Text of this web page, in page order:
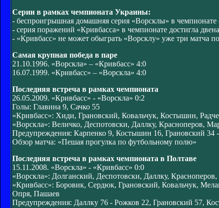
Серии в рамках чемпионата Украины:
- беспроигрышная домашняя серия «Ворсклы» в чемпионате
- серия поражений «Кривбасса» в чемпионате достигла
- «Кривбасс» не может обыграть «Ворсклу» уже три матча
Самая крупная победа в паре
21.10.1996. «Ворскла» – «Кривбасс» 4:0
16.07.1999. «Кривбасс» – «Ворскла» 4:0
Последняя встреча в рамках чемпионата
26.05.2009. «Кривбасс» - «Ворскла» 0:2
Голы: Главина 9, Сачко 55
«Кривбасс»: Хиди, Грановский, Ковальчук, Костышин,
«Ворскла»: Величко, Деспотовски, Даллку, Красноперов,
Предупреждения: Карпенко 9, Костышин 16, Грановский 34
Обзор матча: «Пешая прогулка по футбольному полю»
Последняя встреча в рамках чемпионата в Полтаве
15.11.2008. «Ворскла» - «Кривбасс» 0:0
«Ворскла»: Долганский, Деспотовски, Даллку,
«Кривбасс»: Боровик, Сердюк, Грановский, Ковальчук,
Опря, Пашаев
Предупреждения: Даллку 76 - Рожков 22, Грановский 57,